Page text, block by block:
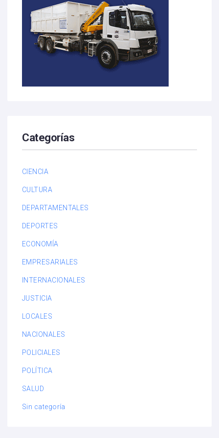
Categorías
CIENCIA
CULTURA
DEPARTAMENTALES
DEPORTES
ECONOMÍA
EMPRESARIALES
INTERNACIONALES
JUSTICIA
LOCALES
NACIONALES
POLICIALES
POLÍTICA
SALUD
Sin categoría